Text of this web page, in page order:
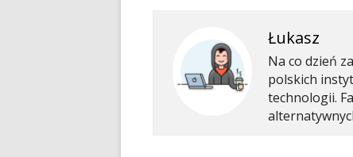
Łukasz
Na co dzień
polskich
technologii.